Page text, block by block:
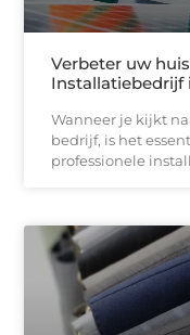
Verbeter uw
Installatiebedrijf
Wanneer je kijkt
bedrijf, is het
professionele